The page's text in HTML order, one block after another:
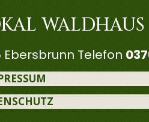
Ebersbrunn Telefon